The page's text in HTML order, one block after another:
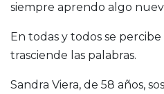
siempre aprendo algo
En todas y todos se
trasciende las palabras.
Sandra Viera, de 58 años,